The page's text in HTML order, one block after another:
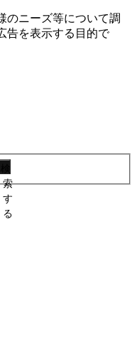
のニーズ等について調
告を表⽰する⽬的で
索
す
る